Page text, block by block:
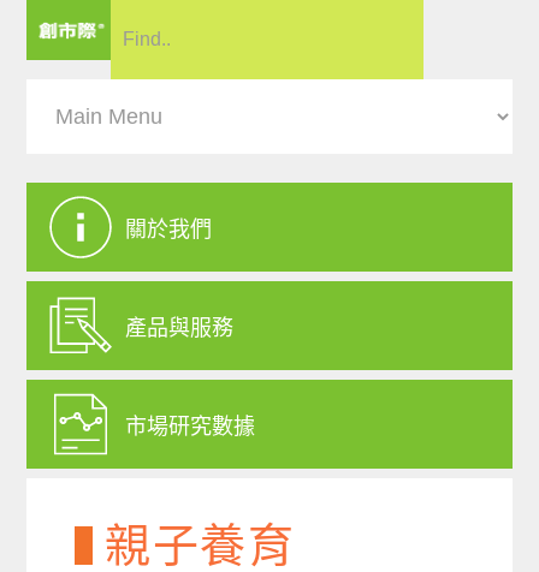
關於我們
產品與服務
市場研究數據
親子養育